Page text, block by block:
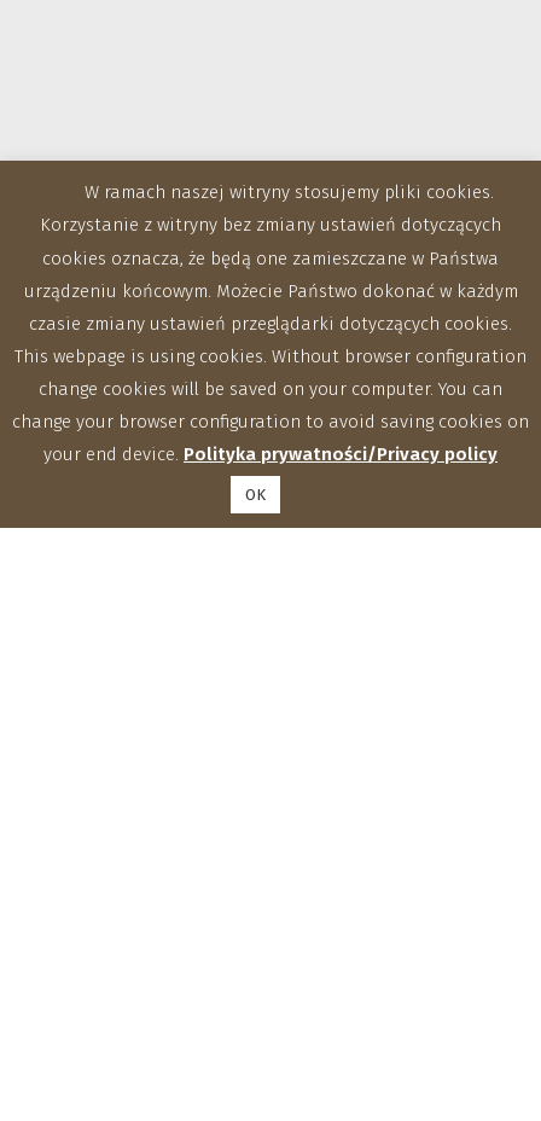
W ramach naszej witryny stosujemy pliki cookies.
Korzystanie z witryny bez zmiany ustawień dotyczących
cookies oznacza, że będą one zamieszczane w Państwa
urządzeniu końcowym. Możecie Państwo dokonać w każdym
czasie zmiany ustawień przeglądarki dotyczących cookies.
This webpage is using cookies. Without browser configuration
change cookies will be saved on your computer. You can
change your browser configuration to avoid saving cookies on
your end device. Polityka prywatności/Privacy policy
OK